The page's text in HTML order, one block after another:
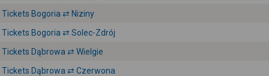
Tickets Bogoria ⇄ Niziny
Tickets Bogoria ⇄ Solec-Zdrój
Tickets Dąbrowa ⇄ Wielgie
Tickets Dąbrowa ⇄ Czerwona